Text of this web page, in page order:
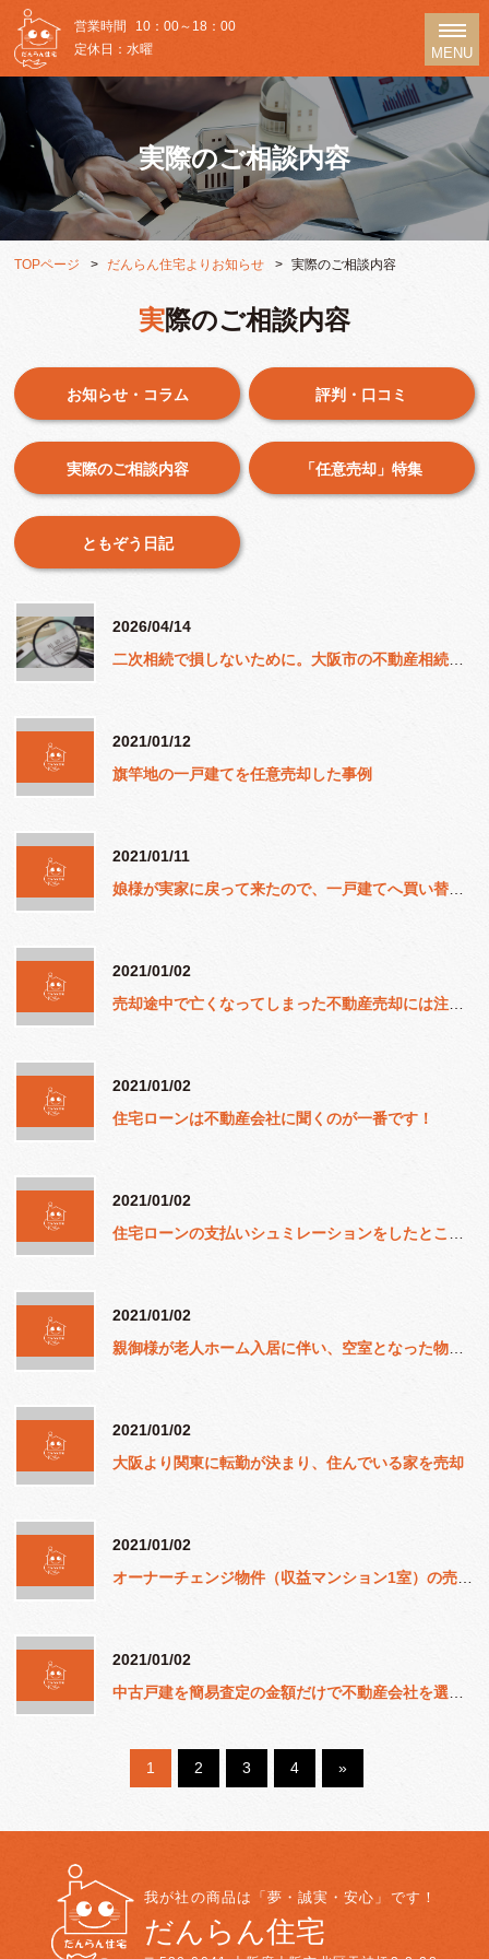
営業時間
10：00～18：00
定休日：水曜
MENU
実際のご相談内容
TOPページ だんらん住宅よりお知らせ 実際のご相談内容
実際のご相談内容
お知らせ・コラム 評判・口コミ
実際のご相談内容 「任意売却」特集
ともぞう日記
2026/04/14
2021/01/12
旗竿地の一戸建てを任意売却した事例
2021/01/11
2021/01/02
2021/01/02
住宅ローンは不動産会社に聞くのが一番です！
2021/01/02
2021/01/02
2021/01/02
大阪より関東に転勤が決まり、住んでいる家を売却
2021/01/02
2021/01/02
1 2 3 4 »
我が社の商品は「夢・誠実・安心」です！
だんらん住宅